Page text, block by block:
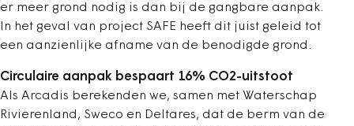
er meer grond nodig is dan bij de gangbare aanpak.
In het geval van project SAFE heeft dit juist geleid tot
een aanzienlijke afname van de benodigde grond.
Circulaire aanpak bespaart 16% CO2-uitstoot
Als Arcadis berekenden we, samen met Waterschap
Rivierenland, Sweco en Deltares, dat de berm van de